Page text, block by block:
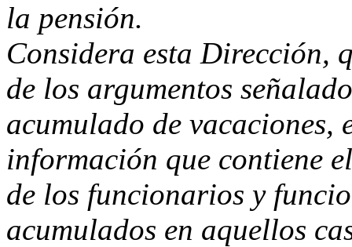
la pensión.
Considera esta Dirección,
de los argumentos
acumulado de vacaciones,
información que contiene
de los funcionarios y
acumulados en aquellos